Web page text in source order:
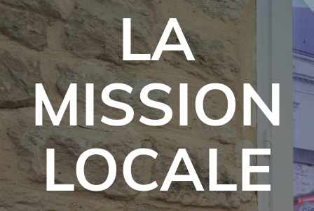
LA
MISSION
LOCALE